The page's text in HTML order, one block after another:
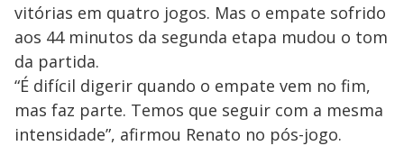
vitórias em quatro jogos. Mas o empate sofrido
aos 44 minutos da segunda etapa mudou o tom
da partida.
“É difícil digerir quando o empate vem no fim,
mas faz parte. Temos que seguir com a mesma
intensidade”, afirmou Renato no pós-jogo.